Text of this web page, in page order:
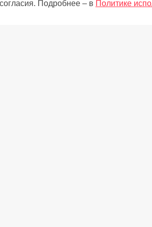
Подробнее – в Политике